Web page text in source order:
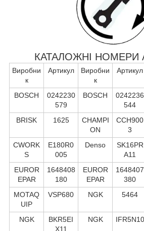
КАТАЛОЖНІ НОМЕРИ
Виробни
к
Артикул
Виробни
к
Артикул
BOSCH
0242230
579
BOSCH
0242236
544
BRISK
1625
CHAMPI
ON
CCH900
3
CWORK
S
E180R0
005
Denso
SK16PR
A11
EUROR
EPAR
1648408
180
EUROR
EPAR
1648407
380
MOTAQ
UIP
VSP680 NGK 5464
NGK
BKR5EI
X11
NGK IFR5N10